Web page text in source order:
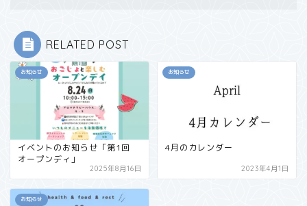
RELATED POST
お知らせ
イベントのお知らせ「第1回
オープンディ」
2025年8月16日
お知らせ
4月のカレンダー
2023年4月1日
お知らせ